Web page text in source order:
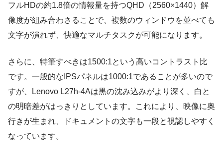
フルHDの約1.8倍の情報量を持つQHD（2560×1440）解
像度が組み合わさることで、複数のウィンドウを並べても
文字が潰れず、快適なマルチタスクが可能になります。
さらに、特筆すべきは1500:1という高いコントラスト比
です。一般的なIPSパネルは1000:1であることが多いので
すが、Lenovo L27h-4Aは黒の沈み込みがより深く、白と
の明暗差がはっきりとしています。これにより、映像に奥
行きが生まれ、ドキュメントの文字も一段と視認しやすく
なっています。